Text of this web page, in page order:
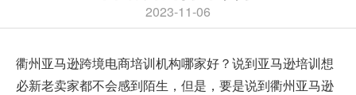
2023-11-06
衢州亚马逊跨境电商培训机构哪家好？说到亚马逊培训想
必新老卖家都不会感到陌生，但是，要是说到衢州亚马逊